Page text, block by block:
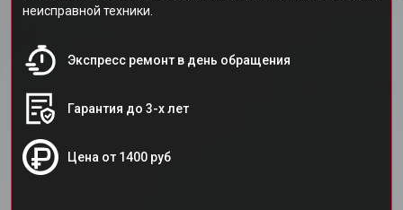
неисправной техники.
Экспресс ремонт в день обращения
Гарантия до 3-х лет
Цена от 1400 руб